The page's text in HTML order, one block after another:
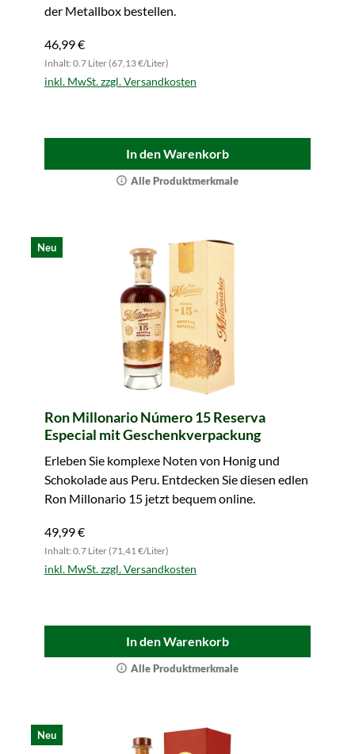
der Metallbox bestellen.
46,99 €
Inhalt: 0.7 Liter (67,13 €/Liter)
inkl. MwSt. zzgl. Versandkosten
In den Warenkorb
Alle Produktmerkmale
Neu
Ron Millonario Número 15 Reserva
Especial mit Geschenkverpackung
Erleben Sie komplexe Noten von Honig und
Schokolade aus Peru. Entdecken Sie diesen edlen
Ron Millonario 15 jetzt bequem online.
49,99 €
Inhalt: 0.7 Liter (71,41 €/Liter)
inkl. MwSt. zzgl. Versandkosten
In den Warenkorb
Alle Produktmerkmale
Neu